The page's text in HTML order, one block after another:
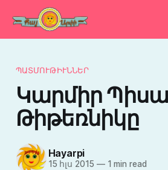
ՊԱՏՄՈՒԹԻՒՆՆԵՐ
Կարմիր
Թիթեռնիկը
Hayarpi
15 հլս 2015 —1 min read